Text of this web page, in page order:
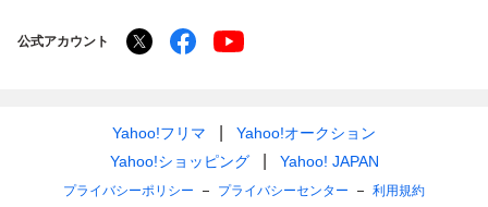
公式アカウント
Yahoo!フリマ
Yahoo!オークション
Yahoo!ショッピング
Yahoo! JAPAN
プライバシーポリシー プライバシーセンター 利用規約